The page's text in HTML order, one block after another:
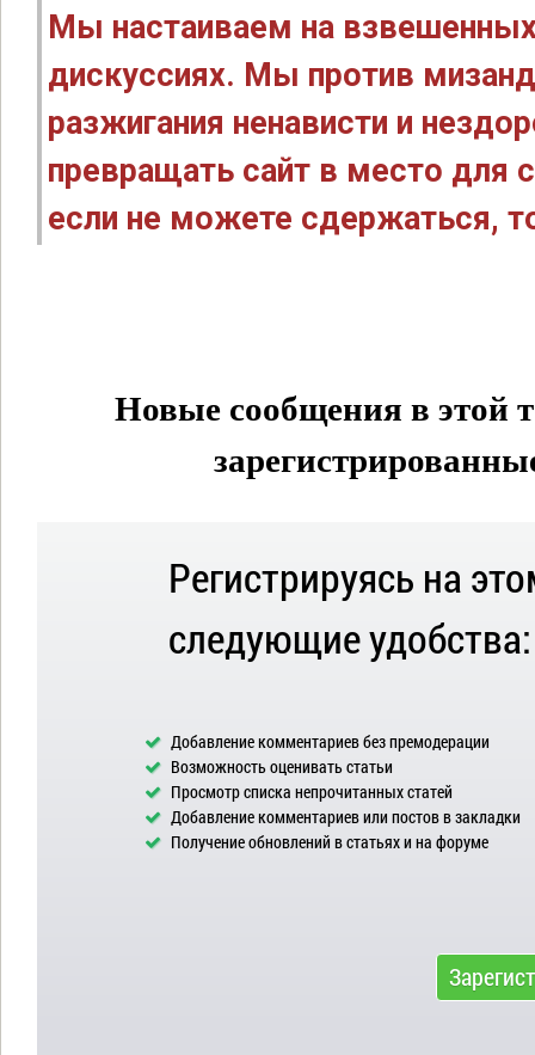
Мы настаиваем на
дискуссиях. Мы против
разжигания ненависти и
превращать сайт в место для
если не можете сдержаться,
Новые сообщения в этой
Регистрируясь на
следующие удобства:
Добавление комментариев без премодерации
Возможность оценивать статьи
Просмотр списка непрочитанных статей
Добавление комментариев или постов в закладки
Получение обновлений в статьях и на форуме